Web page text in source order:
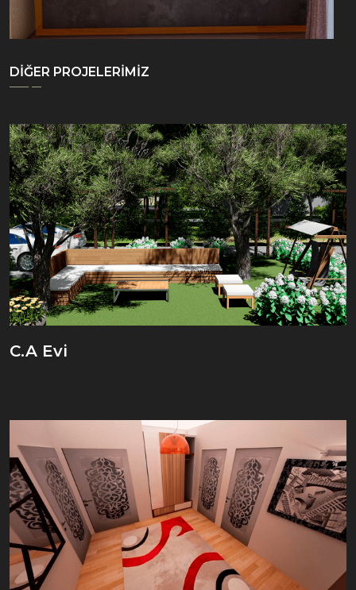
DİĞER PROJELERİMİZ
C.A Evi